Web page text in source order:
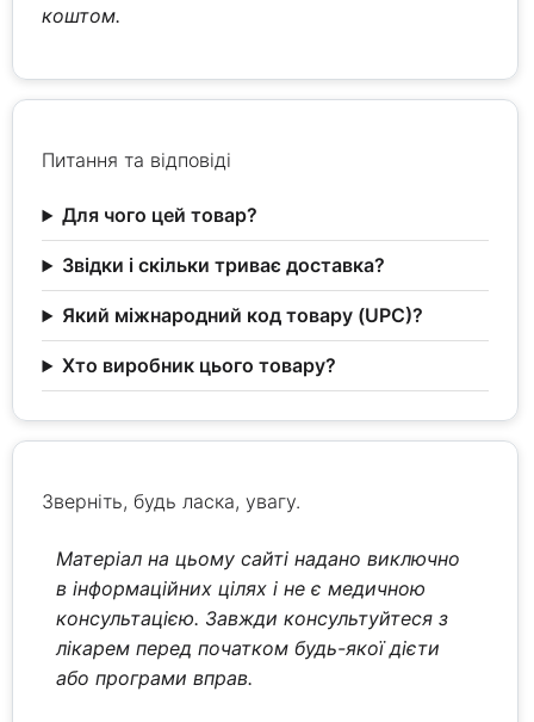
коштом.
Питання та відповіді
Для чого цей товар?
Звідки і скільки триває доставка?
Який міжнародний код товару (UPC)?
Хто виробник цього товару?
Зверніть, будь ласка, увагу.
Матеріал на цьому сайті надано виключно
в інформаційних цілях і не є медичною
консультацією. Завжди консультуйтеся з
лікарем перед початком будь-якої дієти
або програми вправ.